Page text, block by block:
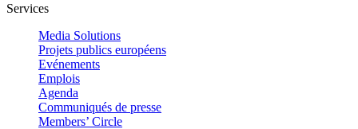
Services
Media Solutions
Projets publics européens
Evénements
Emplois
Agenda
Communiqués de presse
Members’ Circle